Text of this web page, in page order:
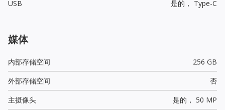
USB
是的， Type-C
媒体
内部存储空间
256 GB
外部存储空间
否
主摄像头
是的， 50 MP